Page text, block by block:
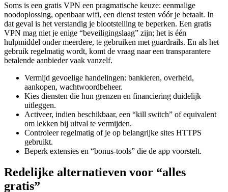
noodoplossing, openbaar wifi, een dienst testen vóór je betaalt. In
dat geval is het verstandig je blootstelling te beperken. Een gratis
VPN mag niet je enige “beveiligingslaag” zijn; het is één
hulpmiddel onder meerdere, te gebruiken met guardrails. En als het
gebruik regelmatig wordt, komt de vraag naar een transparantere
betalende aanbieder vaak vanzelf.
aankopen, wachtwoordbeheer.
Kies diensten die hun grenzen en financiering duidelijk
uitleggen.
Activeer, indien beschikbaar, een “kill switch” of equivalent
om lekken bij uitval te vermijden.
Controleer regelmatig of je op belangrijke sites HTTPS
gebruikt.
Beperk extensies en “bonus-tools” die de app voorstelt.
gratis”